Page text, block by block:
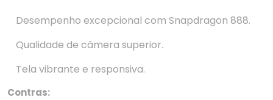
Desempenho excepcional com Snapdragon 888.
Qualidade de câmera superior.
Tela vibrante e responsiva.
Contras: